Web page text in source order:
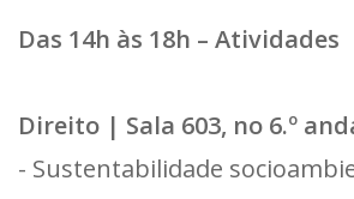
Das 14h às 18h – Atividades
Direito | Sala 603, no 6.º
- Sustentabilidade